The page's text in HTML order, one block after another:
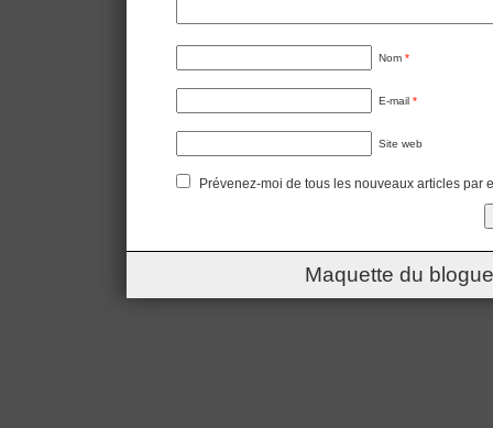
Nom *
E-mail *
Site web
Prévenez-moi de tous les nouveaux articles par
Maquette du